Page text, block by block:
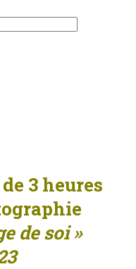
3 heures
de soi »